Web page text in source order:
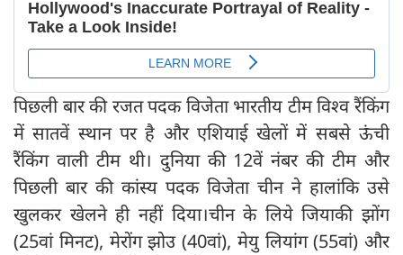
पिछली बार की रजत पदक विजेता भारतीय टीम विश्व रैंकिंग
में सातवें स्थान पर है और एशियाई खेलों में सबसे ऊंची
रैंकिंग वाली टीम थी। दुनिया की 12वें नंबर की टीम और
पिछली बार की कांस्य पदक विजेता चीन ने हालांकि उसे
खुलकर खेलने ही नहीं दिया।चीन के लिये जियाकी झोंग
(25वां मिनट), मेरोंग झोउ (40वां), मेयु लियांग (55वां) और